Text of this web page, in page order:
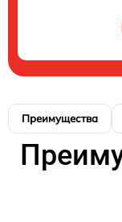
Преимущества